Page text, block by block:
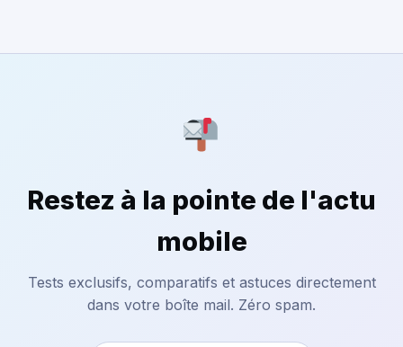
Restez à la pointe de l'actu
mobile
Tests exclusifs, comparatifs et astuces directement
dans votre boîte mail. Zéro spam.